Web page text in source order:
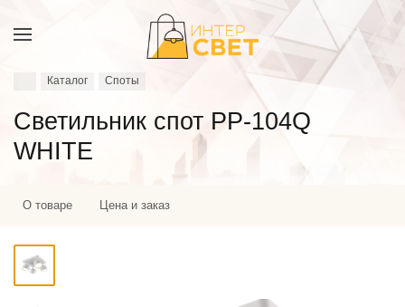
Каталог Споты
Светильник спот PP-104Q
WHITE
О товаре Цена и заказ